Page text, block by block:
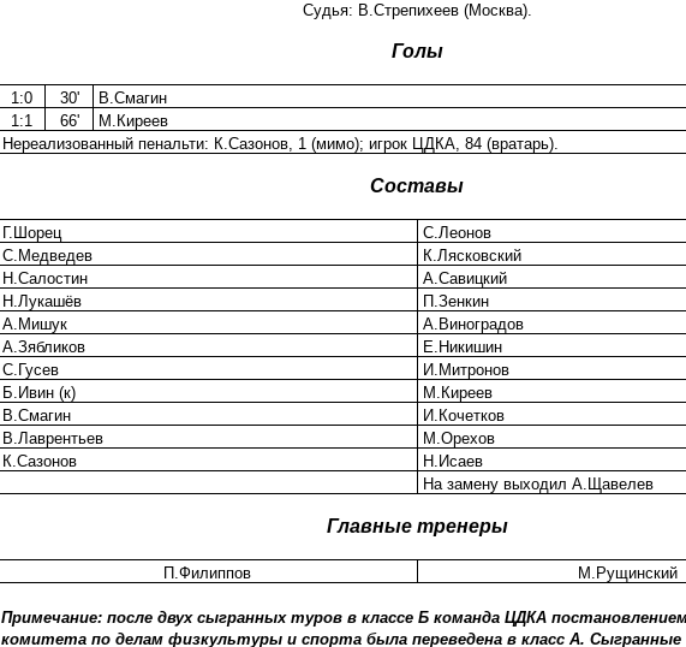
Судья: В.Стрепихеев (Москва).
Голы
1:0 30'
В.Смагин
1:1
66'
М.Киреев
Нереализованный пенальти: К.Сазонов, 1 (мимо); игрок ЦДКА, 84 (вратарь).
Составы
Г.Шорец
С.Леонов
С.Медведев
К.Лясковский
Н.Салостин
А.Савицкий
Н.Лукашёв
П.Зенкин
А.Мишук
А.Виноградов
А.Зябликов
Е.Никишин
С.Гусев
И.Митронов
Б.Ивин (к)
М.Киреев
В.Смагин
И.Кочетков
В.Лаврентьев
М.Орехов
К.Сазонов
Н.Исаев
На замену выходил А.Щавелев
Главные тренеры
П.Филиппов М.Рущинский
Примечание: после двух сыгранных туров в классе Б команда ЦДКА
комитета по делам физкультуры и спорта была переведена в класс А.